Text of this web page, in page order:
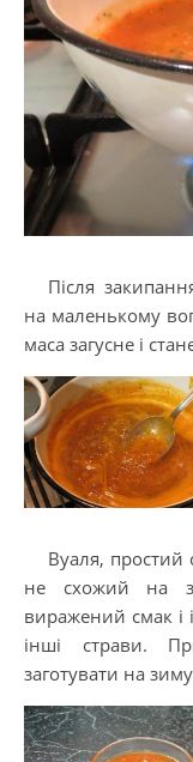
Після
на маленькому
маса загусне і
Вуаля, простий
не схожий на
виражений смак і
інші страви.
заготувати на